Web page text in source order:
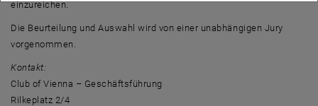
einzureichen.
Die Beurteilung und Auswahl wird von einer unabhängigen Jury
vorgenommen.
Kontakt:
Club of Vienna – Geschäftsführung
Rilkeplatz 2/4